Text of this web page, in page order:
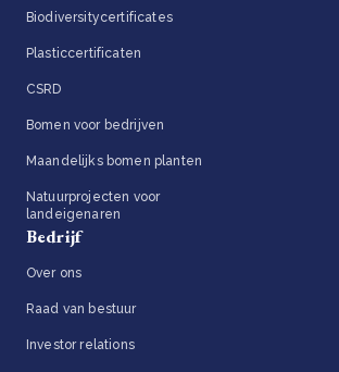
Biodiversitycertificates
Plasticcertificaten
CSRD
Bomen voor bedrijven
Maandelijks bomen planten
Natuurprojecten voor
landeigenaren
Bedrijf
Over ons
Raad van bestuur
Investor relations